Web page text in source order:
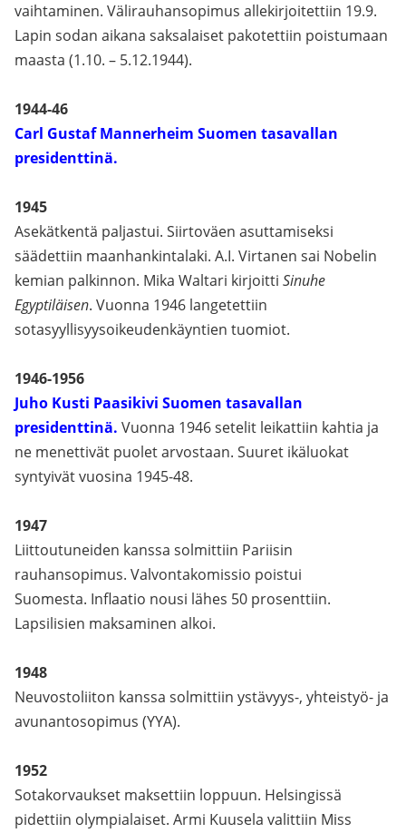
vaihtaminen. Välirauhansopimus allekirjoitettiin 19.9.
Lapin sodan aikana saksalaiset pakotettiin poistumaan
maasta (1.10. – 5.12.1944).
1944-46
Carl Gustaf Mannerheim Suomen tasavallan
presidenttinä.
1945
Asekätkentä paljastui. Siirtoväen asuttamiseksi
säädettiin maanhankintalaki. A.I. Virtanen sai Nobelin
kemian palkinnon. Mika Waltari kirjoitti Sinuhe
Egyptiläisen. Vuonna 1946 langetettiin
sotasyyllisyysoikeudenkäyntien tuomiot.
1946-1956
Juho Kusti Paasikivi Suomen tasavallan
presidenttinä. Vuonna 1946 setelit leikattiin kahtia ja
ne menettivät puolet arvostaan. Suuret ikäluokat
syntyivät vuosina 1945-48.
1947
Liittoutuneiden kanssa solmittiin Pariisin
rauhansopimus. Valvontakomissio poistui
Suomesta. Inflaatio nousi lähes 50 prosenttiin.
Lapsilisien maksaminen alkoi.
1948
Neuvostoliiton kanssa solmittiin ystävyys-, yhteistyö- ja
avunantosopimus (YYA).
1952
Sotakorvaukset maksettiin loppuun. Helsingissä
pidettiin olympialaiset. Armi Kuusela valittiin Miss